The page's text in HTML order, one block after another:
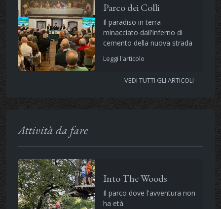
Parco dei Colli
Il paradiso in terra
minacciato dall'inferno di
cemento della nuova strada
Leggi l'articolo
VEDI TUTTI GLI ARTICOLI
Attività da fare
Into The Woods
Il parco dove l'avventura non
ha età